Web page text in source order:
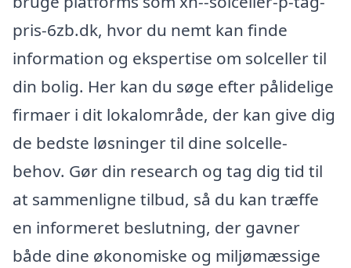
pris-6zb.dk, hvor du nemt kan finde
information og ekspertise om solceller til
din bolig. Her kan du søge efter pålidelige
firmaer i dit lokalområde, der kan give dig
de bedste løsninger til dine solcelle-
behov. Gør din research og tag dig tid til
at sammenligne tilbud, så du kan træffe
en informeret beslutning, der gavner
både dine økonomiske og miljømæssige